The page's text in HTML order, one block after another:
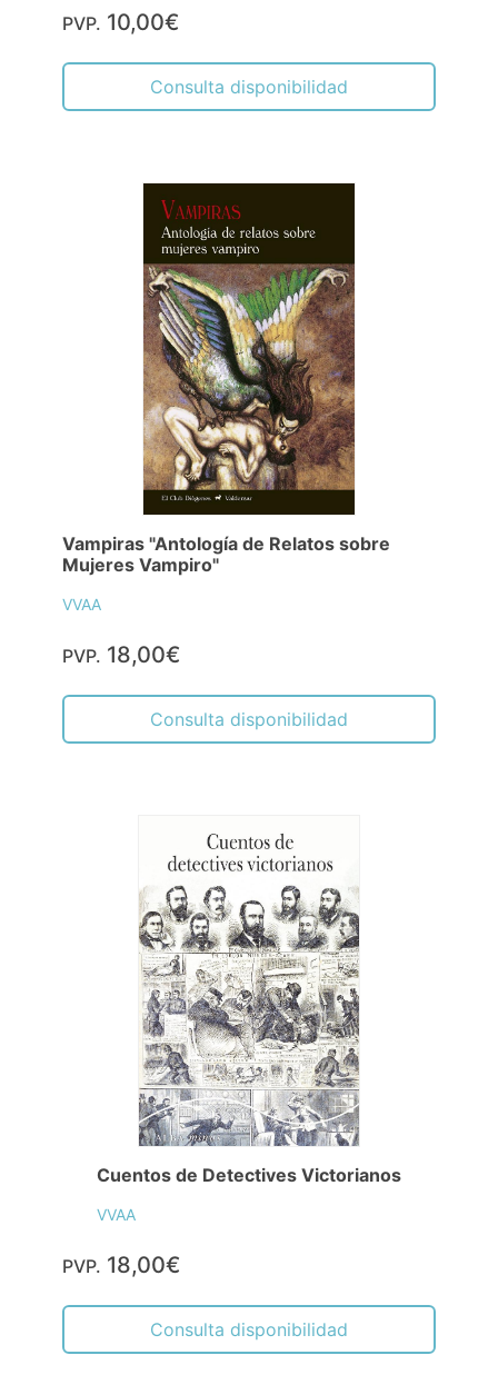
PVP. 10,00€
Consulta disponibilidad
Vampiras "Antología de Relatos sobre
Mujeres Vampiro"
VVAA
PVP. 18,00€
Consulta disponibilidad
Cuentos de Detectives Victorianos
VVAA
PVP. 18,00€
Consulta disponibilidad